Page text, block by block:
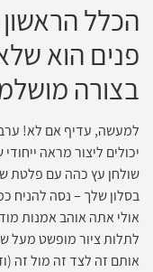
הכלל
פנים הוא
בצורה
למעשה, עדיף אם לא!
יכולים ליצור מראה
שולחן עץ כהה עם פלטת
בסלון שלך – נסה להניח
אולי אתה אוהב אמנות
לתלות ציור מופשט מעל
אותם זה לצד זה מול זה